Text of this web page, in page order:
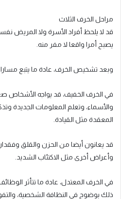
مراحل الخرف الثلاث
قد لا يلحظ أفراد الأسرة ولا المريض
يصبح أمرا واقعا لا مفر منه.
وبعد تشخيص الخرف، عادة ما يتبع مسارا
في الخرف الخفيف، قد يواجه الأشخاص
والأسماء، وتعلم المعلومات الجديدة
المعقدة مثل القيادة.
قد يعانون أيضا من الحزن والقلق
وأعراض أخرى مثل الاكتئاب الشديد.
في الخرف المعتدل، عادة ما تتأثر
ذلك بوضوح في النظافة الشخصية،